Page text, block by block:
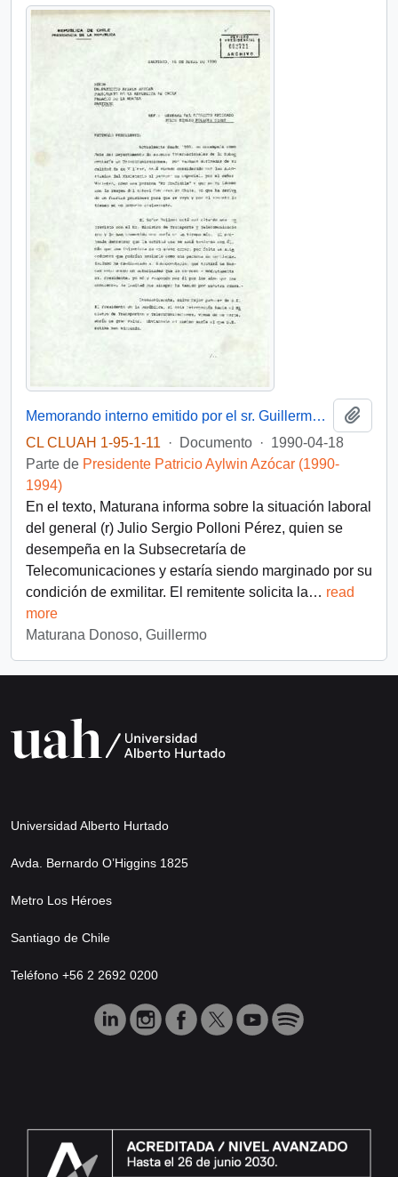
Memorando interno emitido por el sr. Guillermo Maturana Donoso, funcionario de la Dirección Administrativa del Palacio de La Moneda, dirigido al Presidente de la República, sr. Patricio Aylwin Azócar
CL CLUAH 1-95-1-11
· Documento · 1990-04-18
Parte de Presidente Patricio Aylwin Azócar (1990-
1994)
En el texto, Maturana informa sobre la situación laboral
del general (r) Julio Sergio Polloni Pérez, quien se
desempeña en la Subsecretaría de
Telecomunicaciones y estaría siendo marginado por su
condición de exmilitar. El remitente solicita la… read
more
Maturana Donoso, Guillermo
Universidad Alberto Hurtado
Avda. Bernardo O’Higgins 1825
Metro Los Héroes
Santiago de Chile
Teléfono +56 2 2692 0200